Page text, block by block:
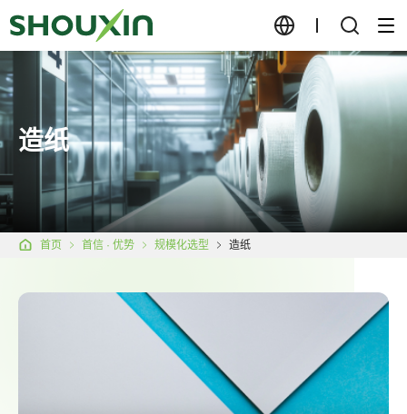
造纸
首页 首信 · 优势 规模化选型 造纸